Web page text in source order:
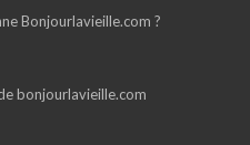
Bonjourlavieille.com ?
bonjourlavieille.com